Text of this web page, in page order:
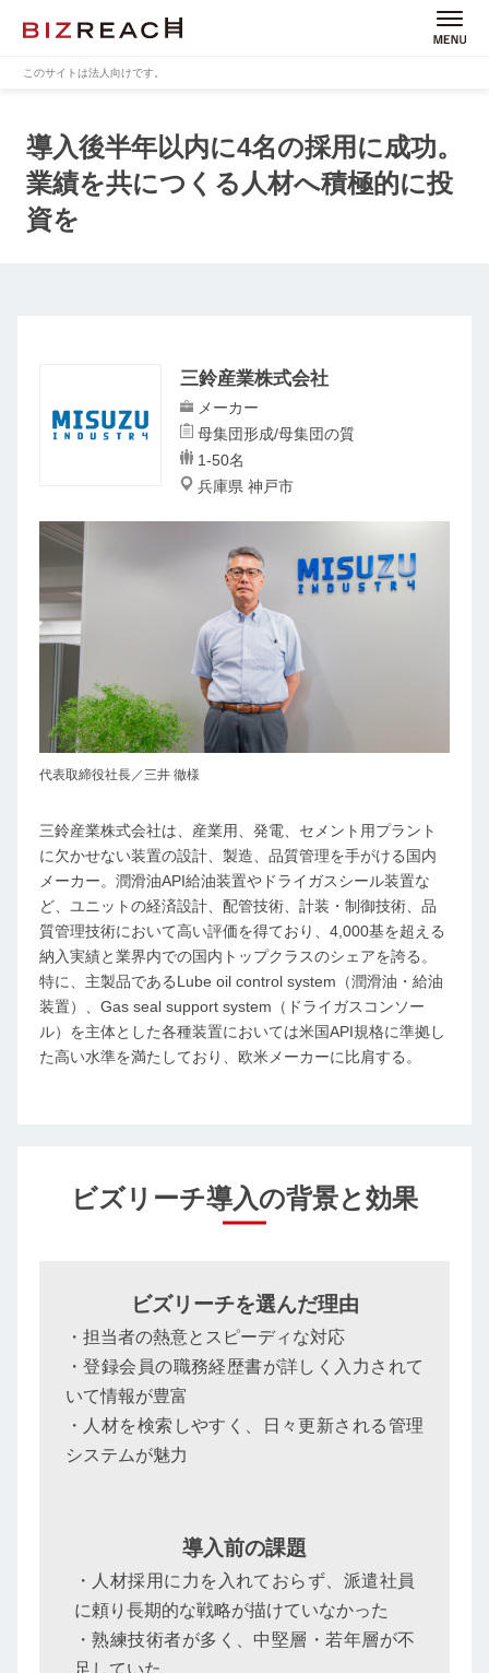
このサイトは法人向けです。
導入後半年以内に4名の採用に成功。
業績を共につくる人材へ積極的に投
資を
三鈴産業株式会社
メーカー
母集団形成/母集団の質
1-50名
兵庫県 神戸市
代表取締役社長／三井 徹様
三鈴産業株式会社は、産業用、発電、セメント用プラント
に欠かせない装置の設計、製造、品質管理を手がける国内
メーカー。潤滑油API給油装置やドライガスシール装置な
ど、ユニットの経済設計、配管技術、計装・制御技術、品
質管理技術において高い評価を得ており、4,000基を超える
納入実績と業界内での国内トップクラスのシェアを誇る。
特に、主製品であるLube oil control system（潤滑油・給油
装置）、Gas seal support system（ドライガスコンソー
ル）を主体とした各種装置においては米国API規格に準拠し
た高い水準を満たしており、欧米メーカーに比肩する。
ビズリーチ導入の背景と効果
ビズリーチを選んだ理由
・担当者の熱意とスピーディな対応
・登録会員の職務経歴書が詳しく入力されて
いて情報が豊富
・人材を検索しやすく、日々更新される管理
システムが魅力
導入前の課題
・人材採用に力を入れておらず、派遣社員
に頼り長期的な戦略が描けていなかった
・熟練技術者が多く、中堅層・若年層が不
足していた